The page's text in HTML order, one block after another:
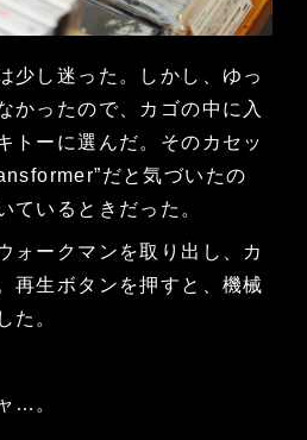
少し迷った。しかし、ゆっ
かったので、カゴの中に入
トーに選んだ。そのカセッ
だと気づいたの
ているときだった。
ォークマンを取り出し、カ
再生ボタンを押すと、機械
た。
…。